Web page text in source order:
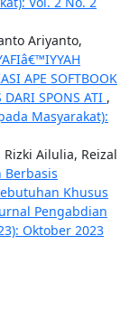
Ariyanto,
APE SOFTBOOK
DARI SPONS ATI ,
Masyarakat):
Ailulia, Reizal
Berbasis
Khusus
Pengabdian
Oktober 2023